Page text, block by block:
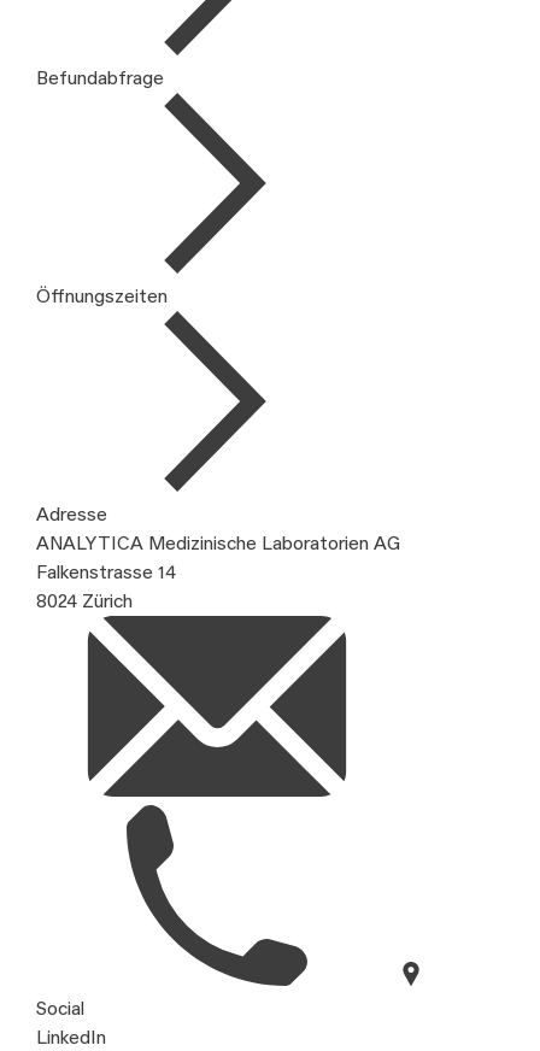
Befundabfrage
Öffnungszeiten
Adresse
ANALYTICA Medizinische Laboratorien AG
Falkenstrasse 14
8024 Zürich
Social
LinkedIn